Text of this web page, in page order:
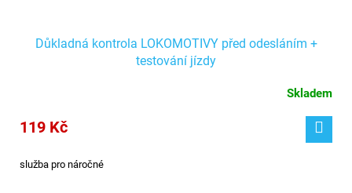
Důkladná kontrola LOKOMOTIVY před odesláním +
testování jízdy
Skladem
119 Kč
služba pro náročné